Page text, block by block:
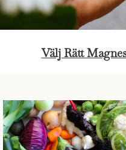
Välj Rätt